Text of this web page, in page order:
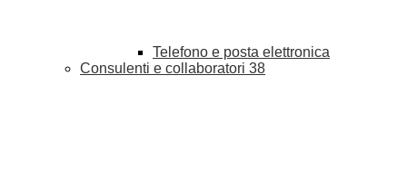
Telefono e posta elettronica
Consulenti e collaboratori 38